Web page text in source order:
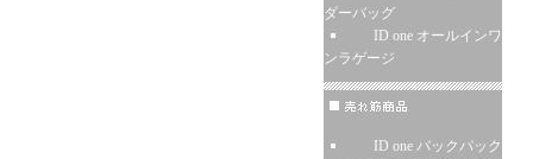
ダーバッグ
ID one オールインワ
ンラゲージ
ID one バックパック